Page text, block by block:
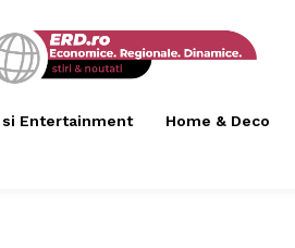
Entertainment Home & Deco